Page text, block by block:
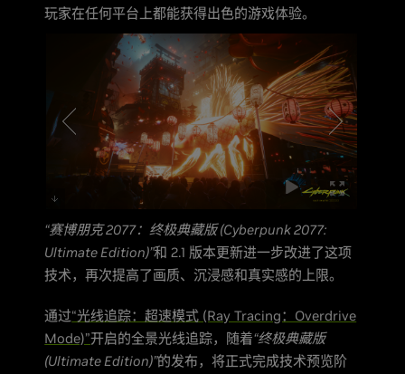
玩家在任何平台上都能获得出色的游戏体验。
“赛博朋克 2077：终极典藏版 (Cyberpunk 2077:
Ultimate Edition)”和 2.1 版本更新进一步改进了这项
技术，再次提高了画质、沉浸感和真实感的上限。
通过“光线追踪：超速模式 (Ray Tracing：Overdrive
Mode)”开启的全景光线追踪，随着“终极典藏版
(Ultimate Edition)”的发布，将正式完成技术预览阶